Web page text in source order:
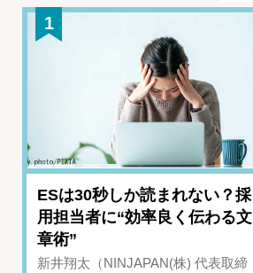
1
ESは30秒しか読まれない？採
用担当者に“効率良く伝わる文
章術”
新井翔太（NINJAPAN(株) 代表取締